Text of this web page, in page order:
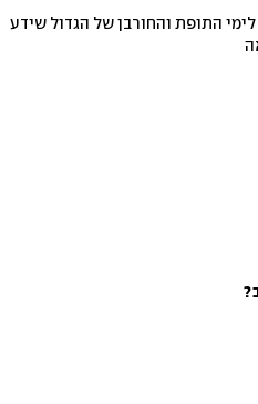
התופת והחורבן של הגדול שידע